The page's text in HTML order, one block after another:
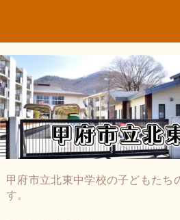
甲府市立北東中学校の子どもたち
す。